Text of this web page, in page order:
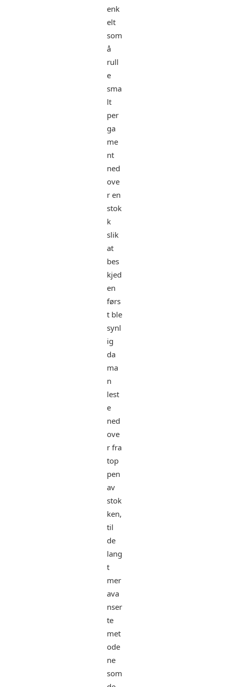
enk
elt
som
å
rull
e
sma
lt
per
ga
me
nt
ned
ove
r en
stok
k
slik
at
bes
kjed
en
førs
t ble
synl
ig
da
ma
n
lest
e
ned
ove
r fra
top
pen
av
stok
ken,
til
de
lang
t
mer
ava
nser
te
met
ode
ne
som